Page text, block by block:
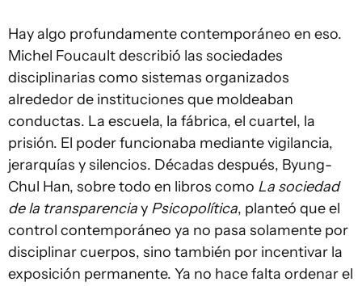
Hay algo profundamente contemporáneo en eso.
Michel Foucault describió las sociedades
disciplinarias como sistemas organizados
alrededor de instituciones que moldeaban
conductas. La escuela, la fábrica, el cuartel, la
prisión. El poder funcionaba mediante vigilancia,
jerarquías y silencios. Décadas después, Byung-
Chul Han, sobre todo en libros como La sociedad
de la transparenciay Psicopolítica, planteó que el
control contemporáneo ya no pasa solamente por
disciplinar cuerpos, sino también por incentivar la
exposición permanente. Ya no hace falta ordenar el